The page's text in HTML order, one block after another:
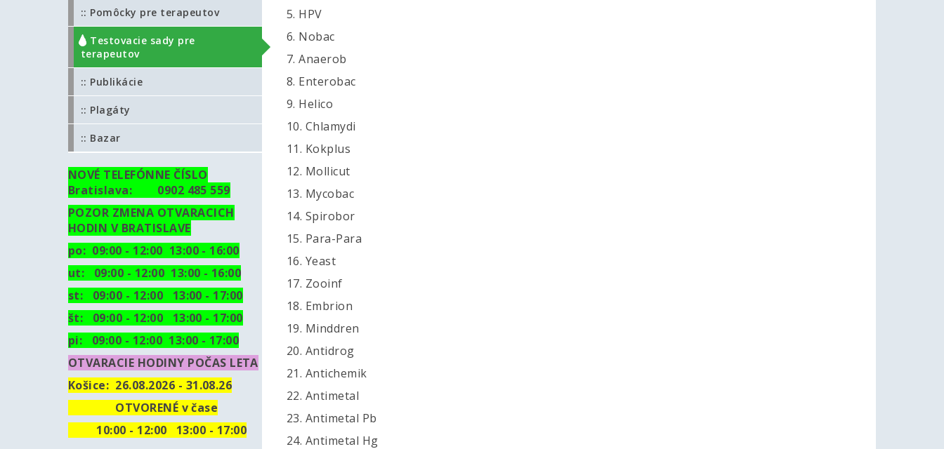
5. HPV
6. Nobac
7. Anaerob
8. Enterobac
9. Helico
10. Chlamydi
11. Kokplus
12. Mollicut
13. Mycobac
14. Spirobor
15. Para-Para
16. Yeast
17. Zooinf
18. Embrion
19. Minddren
20. Antidrog
21. Antichemik
22. Antimetal
23. Antimetal Pb
24. Antimetal Hg
:: Pomôcky pre terapeutov
:: Testovacie sady pre
terapeutov
:: Publikácie
:: Plagáty
:: Bazar
NOVÉ TELEFÓNNE ČÍSLO
Bratislava: 0902 485 559
POZOR ZMENA OTVARACICH
HODIN V BRATISLAVE
po: 09:00 - 12:00 13:00 - 16:00
ut: 09:00 - 12:00 13:00 - 16:00
st: 09:00 - 12:00 13:00 - 17:00
št: 09:00 - 12:00 13:00 - 17:00
pi: 09:00 - 12:00 13:00 - 17:00
OTVARACIE HODINY POČAS LETA
Košice: 26.08.2026 - 31.08.26
OTVORENÉ v čase
10:00 - 12:00 13:00 - 17:00